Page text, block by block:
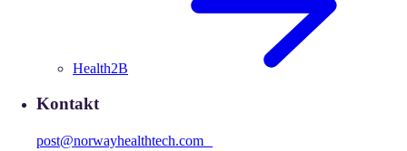
Health2B
Kontakt
post@norwayhealthtech.com